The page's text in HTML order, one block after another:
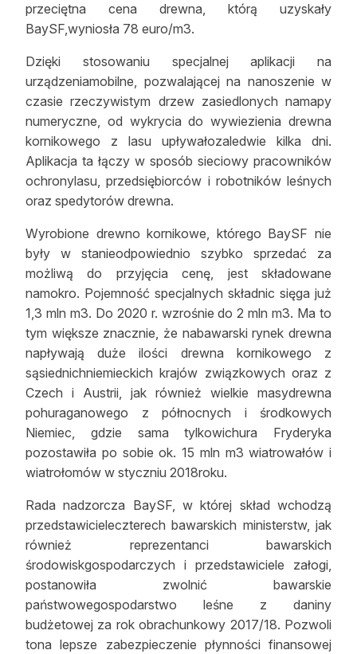
przeciętna cena drewna, którą uzyskały
BaySF,wyniosła 78 euro/m3.
Dzięki stosowaniu specjalnej aplikacji na
urządzeniamobilne, pozwalającej na nanoszenie w
czasie rzeczywistym drzew zasiedlonych namapy
numeryczne, od wykrycia do wywiezienia drewna
kornikowego z lasu upływałozaledwie kilka dni.
Aplikacja ta łączy w sposób sieciowy pracowników
ochronylasu, przedsiębiorców i robotników leśnych
oraz spedytorów drewna.
Wyrobione drewno kornikowe, którego BaySF nie
były w stanieodpowiednio szybko sprzedać za
możliwą do przyjęcia cenę, jest składowane
namokro. Pojemność specjalnych składnic sięga już
1,3 mln m3. Do 2020 r. wzrośnie do 2 mln m3. Ma to
tym większe znacznie, że nabawarski rynek drewna
napływają duże ilości drewna kornikowego z
sąsiednichniemieckich krajów związkowych oraz z
Czech i Austrii, jak również wielkie masydrewna
pohuraganowego z północnych i środkowych
Niemiec, gdzie sama tylkowichura Fryderyka
pozostawiła po sobie ok. 15 mln m3 wiatrowałów i
wiatrołomów w styczniu 2018roku.
Rada nadzorcza BaySF, w której skład wchodzą
przedstawicieleczterech bawarskich ministerstw, jak
również reprezentanci bawarskich
środowiskgospodarczych i przedstawiciele załogi,
postanowiła zwolnić bawarskie
państwowegospodarstwo leśne z daniny
budżetowej za rok obrachunkowy 2017/18. Pozwoli
tona lepsze zabezpieczenie płynności finansowej